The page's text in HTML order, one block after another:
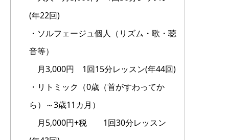
(年22回)
・ソルフェージュ個人（リズム・歌・聴
音等）
月3,000円 1回15分レッスン(年44回)
・リトミック（0歳（首がすわってか
ら）～3歳11カ月）
月5,000円+税 1回30分レッスン